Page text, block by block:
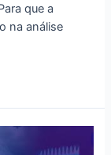
que a
na análise